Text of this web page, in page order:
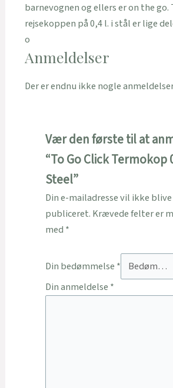
barnevognen og ellers er on the go.
rejsekoppen på 0,4 l. i stål er lige
o
Anmeldelser
Der er endnu ikke nogle
Vær den første til at
“To Go Click Termokop
Steel”
Din e-mailadresse vil ikke blive
publiceret. Krævede felter er
med *
Din bedømmelse *
Din anmeldelse *